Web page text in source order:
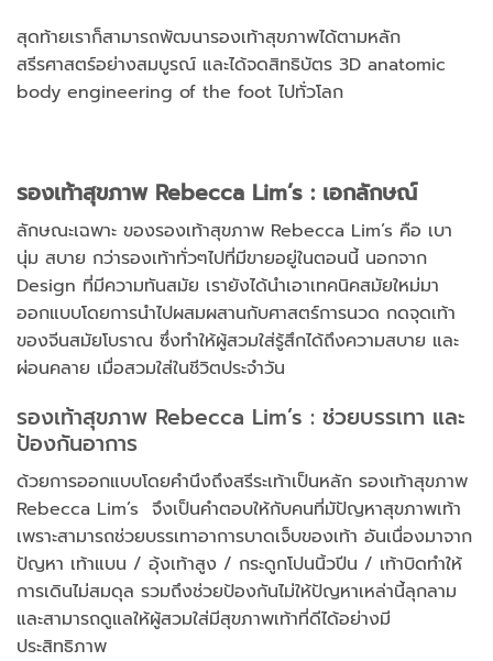
สุดท้ายเราก็สามารถพัฒนารองเท้าสุขภาพได้ตามหลัก
สรีรศาสตร์อย่างสมบูรณ์ และได้จดสิทธิบัตร 3D anatomic
body engineering of the foot ไปทั่วโลก
รองเท้าสุขภาพ Rebecca Lim’s : เอกลักษณ์
ลักษณะเฉพาะ ของรองเท้าสุขภาพ Rebecca Lim’s คือ เบา
นุ่ม สบาย กว่ารองเท้าทั่วๆไปที่มีขายอยู่ในตอนนี้ นอกจาก
Design ที่มีความทันสมัย เรายังได้นำเอาเทคนิคสมัยใหม่มา
ออกแบบโดยการนำไปผสมผสานกับศาสตร์การนวด กดจุดเท้า
ของจีนสมัยโบราณ ซึ่งทำให้ผู้สวมใส่รู้สึกได้ถึงความสบาย และ
ผ่อนคลาย เมื่อสวมใส่ในชีวิตประจำวัน
รองเท้าสุขภาพ Rebecca Lim’s : ช่วยบรรเทา และ
ป้องกันอาการ
ด้วยการออกแบบโดยคำนึงถึงสรีระเท้าเป็นหลัก รองเท้าสุขภาพ
Rebecca Lim’s จึงเป็นคำตอบให้กับคนที่มัปัญหาสุขภาพเท้า
เพราะสามารถช่วยบรรเทาอาการบาดเจ็บของเท้า อันเนื่องมาจาก
ปัญหา เท้าแบน / อุ้งเท้าสูง / กระดูกโปนนิ้วปีน / เท้าบิดทำให้
การเดินไม่สมดุล รวมถึงช่วยป้องกันไม่ให้ปัญหาเหล่านี้ลุกลาม
และสามารถดูแลให้ผู้สวมใส่มีสุขภาพเท้าที่ดีได้อย่างมี
ประสิทธิภาพ